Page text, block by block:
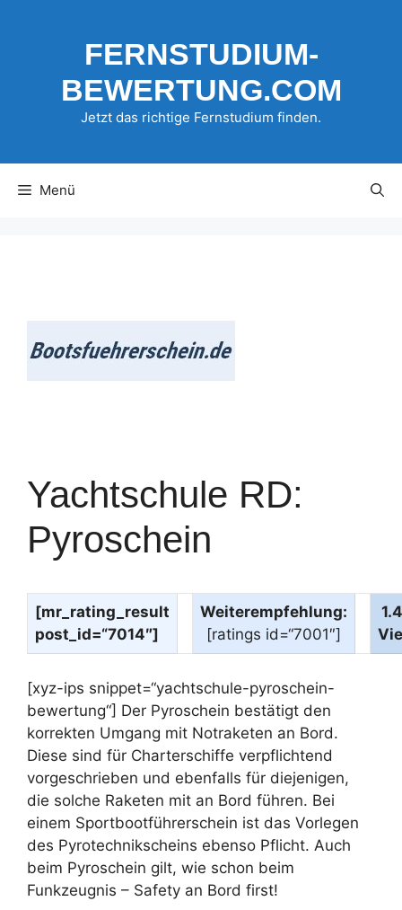
FERNSTUDIUM-
BEWERTUNG.COM
Jetzt das richtige Fernstudium finden.
Menü
Yachtschule RD:
Pyroschein
[mr_rating_result
post_id=“7014″]
Weiterempfehlung:
[ratings id=“7001″]
[xyz-ips snippet=“yachtschule-pyroschein-
bewertung“] Der Pyroschein bestätigt den
korrekten Umgang mit Notraketen an Bord.
Diese sind für Charterschiffe verpflichtend
vorgeschrieben und ebenfalls für diejenigen,
die solche Raketen mit an Bord führen. Bei
einem Sportbootführerschein ist das Vorlegen
des Pyrotechnikscheins ebenso Pflicht. Auch
beim Pyroschein gilt, wie schon beim
Funkzeugnis – Safety an Bord first!